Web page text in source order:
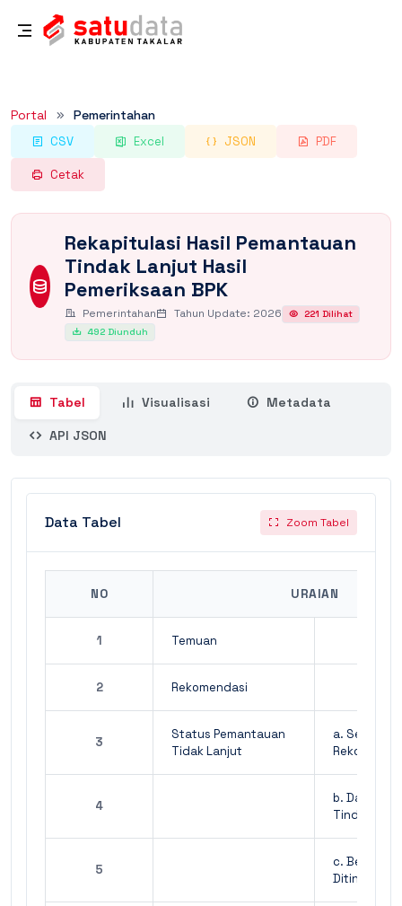
Portal Pemerintahan
CSV Excel JSON PDF
Cetak
Rekapitulasi Hasil Pemantauan
Tindak Lanjut Hasil
Pemeriksaan BPK
Pemerintahan Tahun Update: 2026
221 Dilihat
492 Diunduh
Tabel Visualisasi Metadata
API JSON
Data Tabel Zoom Tabel
NO URAIAN
1 Temuan
2 Rekomendasi
3
Status Pemantauan
Tidak Lanjut
a. Sesuai
4
b. Dalam
Tindak
5
c. Belum